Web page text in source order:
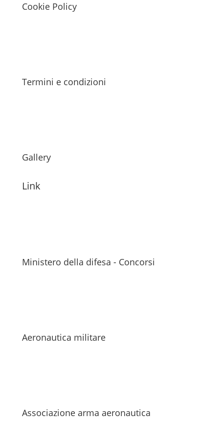
Cookie Policy
Termini e condizioni
Gallery
Link
Ministero della difesa - Concorsi
Aeronautica militare
Associazione arma aeronautica